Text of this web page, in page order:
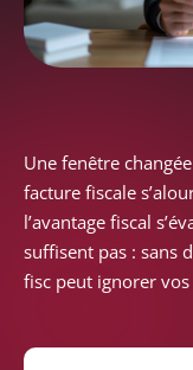
Une fenêtre
facture fiscale
l’avantage fiscal
suffisent pas : sans
fisc peut ignorer